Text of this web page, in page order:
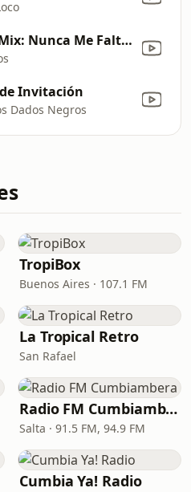
Maestro Mix: Nunca Me Faltes / Nadie Sabe / Miéntele / Olvídate de Mí / Quédate con Él / Marca Registrada
Invitación
Dados Negros
TropiBox
Buenos Aires · 107.1 FM
La Tropical Retro
San Rafael
Radio FM Cumbiambera
Salta · 91.5 FM, 94.9 FM
Cumbia Ya! Radio